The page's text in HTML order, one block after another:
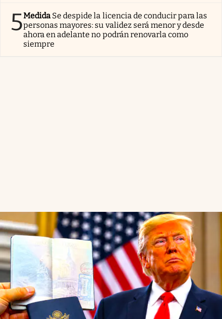
5Medida Se despide la licencia de conducir para las
personas mayores: su validez será menor y desde
ahora en adelante no podrán renovarla como
siempre